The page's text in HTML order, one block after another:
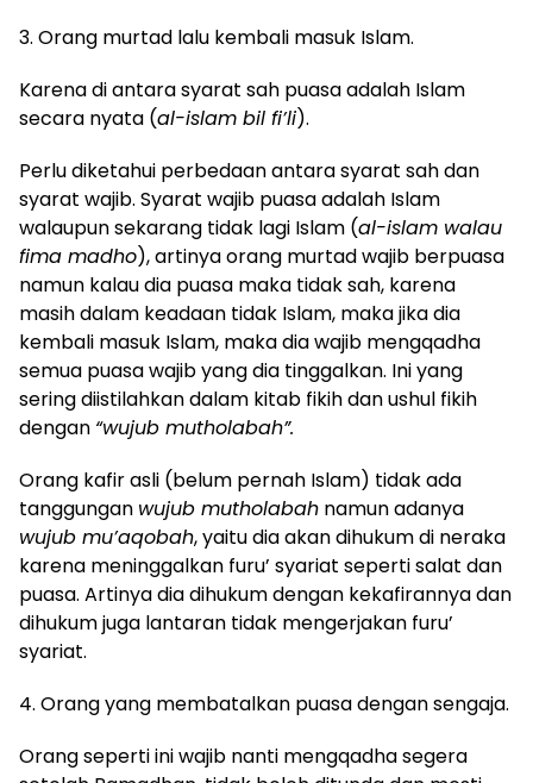
3. Orang murtad lalu kembali masuk Islam.
Karena di antara syarat sah puasa adalah Islam
secara nyata (al-islam bil fi’li).
Perlu diketahui perbedaan antara syarat sah dan
syarat wajib. Syarat wajib puasa adalah Islam
walaupun sekarang tidak lagi Islam (al-islam walau
fima madho), artinya orang murtad wajib berpuasa
namun kalau dia puasa maka tidak sah, karena
masih dalam keadaan tidak Islam, maka jika dia
kembali masuk Islam, maka dia wajib mengqadha
semua puasa wajib yang dia tinggalkan. Ini yang
sering diistilahkan dalam kitab fikih dan ushul fikih
dengan “wujub mutholabah”.
Orang kafir asli (belum pernah Islam) tidak ada
tanggungan wujub mutholabah namun adanya
wujub mu’aqobah, yaitu dia akan dihukum di neraka
karena meninggalkan furu’ syariat seperti salat dan
puasa. Artinya dia dihukum dengan kekafirannya dan
dihukum juga lantaran tidak mengerjakan furu’
syariat.
4. Orang yang membatalkan puasa dengan sengaja.
Orang seperti ini wajib nanti mengqadha segera